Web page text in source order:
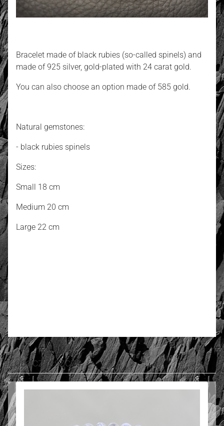
Bracelet made of black rubies (so-called spinels) and
made of 925 silver, gold-plated with 24 carat gold.
You can also choose an option made of 585 gold.
Natural gemstones:
- black rubies spinels
Sizes:
Small 18 cm
Medium 20 cm
Large 22 cm
Zobacz jeszcze